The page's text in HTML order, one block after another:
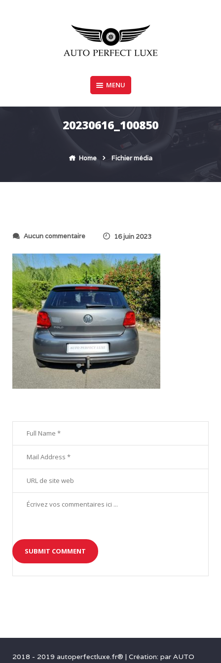
AUTO PERFECT LUXE
MENU
20230616_100850
Home Fichier média
Aucun commentaires
r
2
0
2
3
0
6
1
6
_
1
0
0
8
5
16 juin 2023
2018 - 2019 autoperfectluxe.fr® | Création: par AUTO